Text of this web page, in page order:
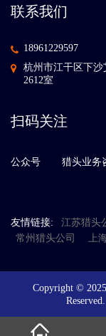
联系我们
18961229597
杭州市江干区下沙
2612室
扫码关注
公众号 猎头业务
友情链接: 江苏猎头
常州猎头公司
上
Copyright ©